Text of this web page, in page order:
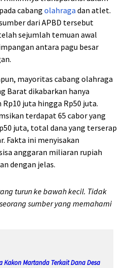
cabang olahraga dan atlet.
dari APBD tersebut
sejumlah temuan awal
antara pagu besar
mayoritas cabang olahraga
Barat dikabarkan hanya
juta hingga Rp50 juta.
terdapat 65 cabor yang
juta, total dana yang terserap
Fakta ini menyisakan
anggaran miliaran rupiah
dengan jelas.
turun ke bawah kecil. Tidak
sumber yang memahami
Kakon Martanda Terkait Dana Desa